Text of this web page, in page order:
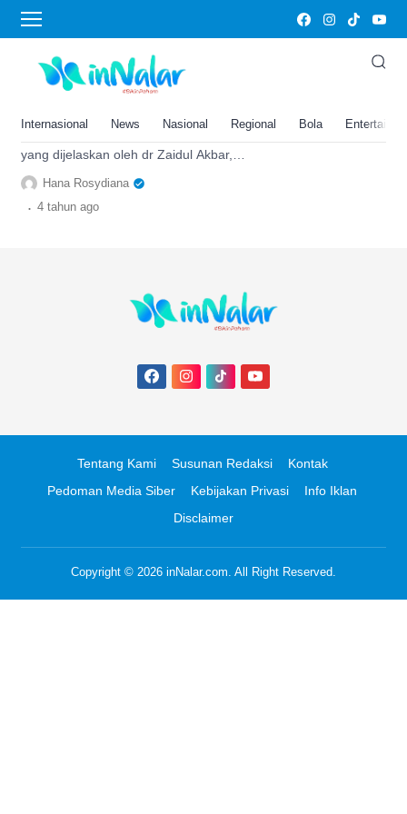
Internasional News Nasional Regional Bola
kaldu tulang
3 Skincare Alami dari Ikan Ala dr
Zaidul Akbar, Dijamin Bikin
yang dijelaskan oleh dr Zaidul Akbar,
karena terdapat banyak kolagen dan
manfaat lainnya
Hana Rosydiana
. 4 tahun ago
Tentang Kami Susunan Redaksi
Kontak
Pedoman Media Siber
Kebijakan Privasi
Info Iklan
Disclaimer
Copyright © 2026 inNalar.com. All Right Reserved.